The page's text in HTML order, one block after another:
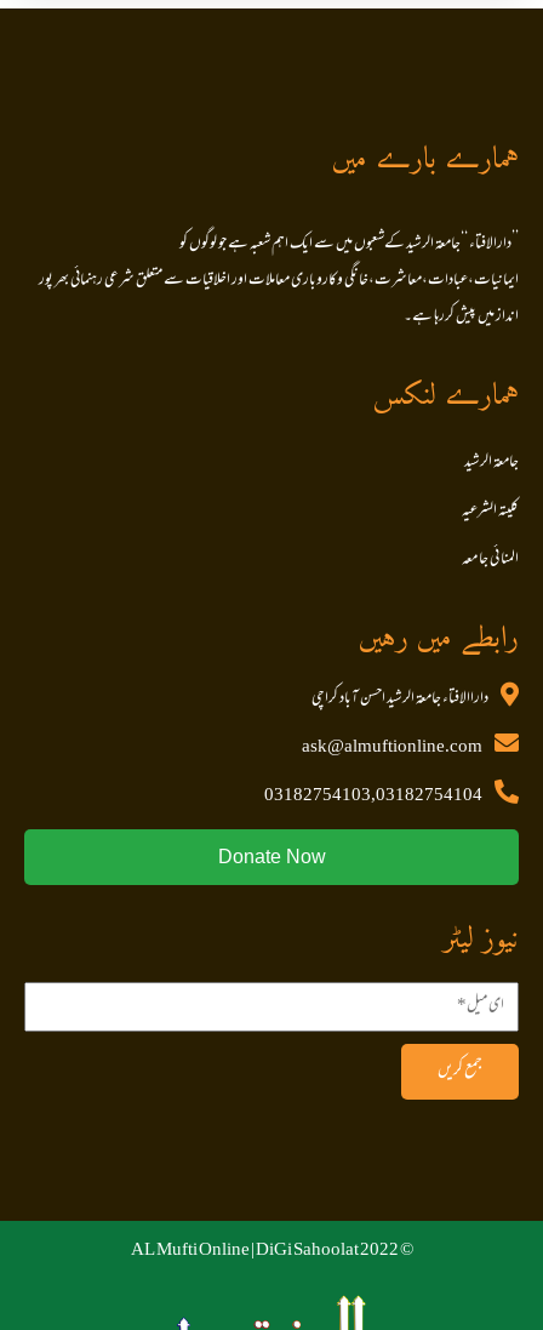
ہمارے بارے میں
’’دارالافتاء ‘‘جامعۃ الرشید کےشعبوں میں سے ایک اہم شعبہ ہے جو لوگوں کو
ایمانیات،عبادات،معاشرت،خانگی وکاروباری معاملات اور اخلاقیات سے متعلق شرعی رہنمائی بھر پور
انداز میں پیش کررہا ہے۔
ہمارے لنکس
جامعۃ الرشید
کلیتہ الشرعیہ
المنا ئی جا معہ
رابطے میں رہیں
داراالافتاء جامعۃ الرشید احسن آباد کراچی
ask@almuftionline.com
03182754103,03182754104
Donate Now
نیوز لیٹر
جمع کریں
© 2022 AL Mufti Online |
DiGi Sahoolat